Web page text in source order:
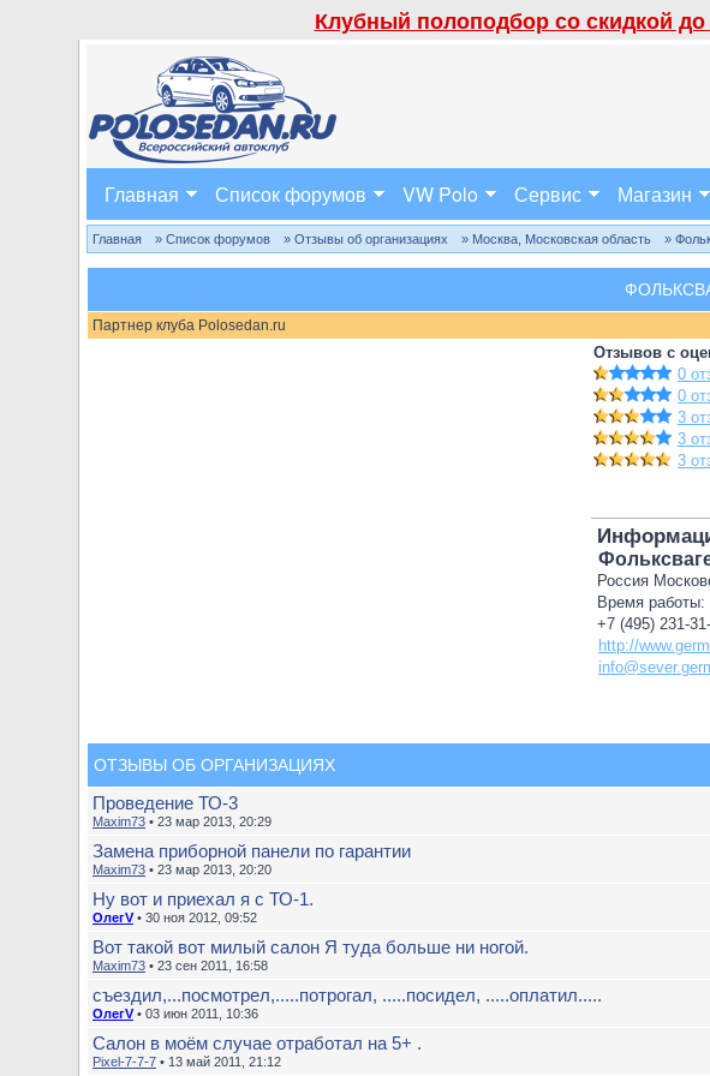
Клубный полоподбор со скидкой
Главная Список форумов VW Polo Сервис Магазин
Главная » Список форумов » Отзывы об организациях » Москва, Московская область »
Партнер клуба Polosedan.ru
Отзывов с
0
0
3
3
3
Россия
Время работы:
+7 (495) 231-
http://
ОТЗЫВЫ ОБ ОРГАНИЗАЦИЯХ
Проведение ТО-3
Maxim73 • 23 мар 2013, 20:29
Замена приборной панели по гарантии
Maxim73 • 23 мар 2013, 20:20
Ну вот и приехал я с ТО-1.
ОлегV• 30 ноя 2012, 09:52
Вот такой вот милый салон Я туда больше ни ногой.
Maxim73 • 23 сен 2011, 16:58
съездил,...посмотрел,.....потрогал, .....посидел, .....оплатил.....
ОлегV• 03 июн 2011, 10:36
Салон в моём случае отработал на 5+ .
Pixel-7-7-7 • 13 май 2011, 21:12